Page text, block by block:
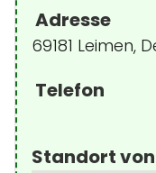
Adresse
69181 Leimen,
Telefon
Standort